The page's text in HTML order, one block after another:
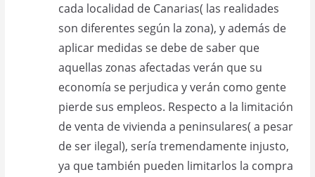
cada localidad de Canarias( las realidades
son diferentes según la zona), y además de
aplicar medidas se debe de saber que
aquellas zonas afectadas verán que su
economía se perjudica y verán como gente
pierde sus empleos. Respecto a la limitación
de venta de vivienda a peninsulares( a pesar
de ser ilegal), sería tremendamente injusto,
ya que también pueden limitarlos la compra